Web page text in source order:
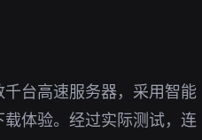
台高速服务器，采用智能
体验。经过实际测试，连